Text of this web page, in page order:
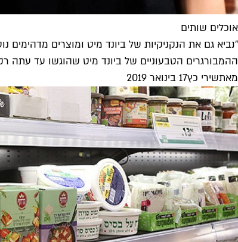
אוכלים שותים
"נביא גם את הנקניקיות של ביונד מיט ומוצרים מדהימים
ההמבורגרים הטבעוניים של ביונד מיט שהוגשו עד עתה
מאתשירי כץ17 בינואר 2019